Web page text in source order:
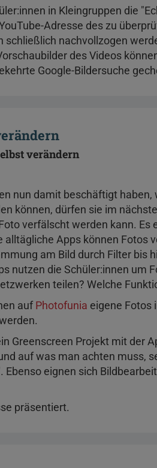
in Kleingruppen die
Adresse des zu
schließlich nachvollzogen
des Videos
Google-Bildersuche
verändern
nun damit beschäftigt haben,
können, dürfen sie im
verfälscht werden kann. Es
Apps können Fotos
am Bild durch Filter bis
nutzen die Schüler:innen um
teilen? Welche
auf Photofunia eigene Fotos
Greenscreen Projekt mit der
auf was man achten muss,
Ebenso eignen sich
präsentiert.